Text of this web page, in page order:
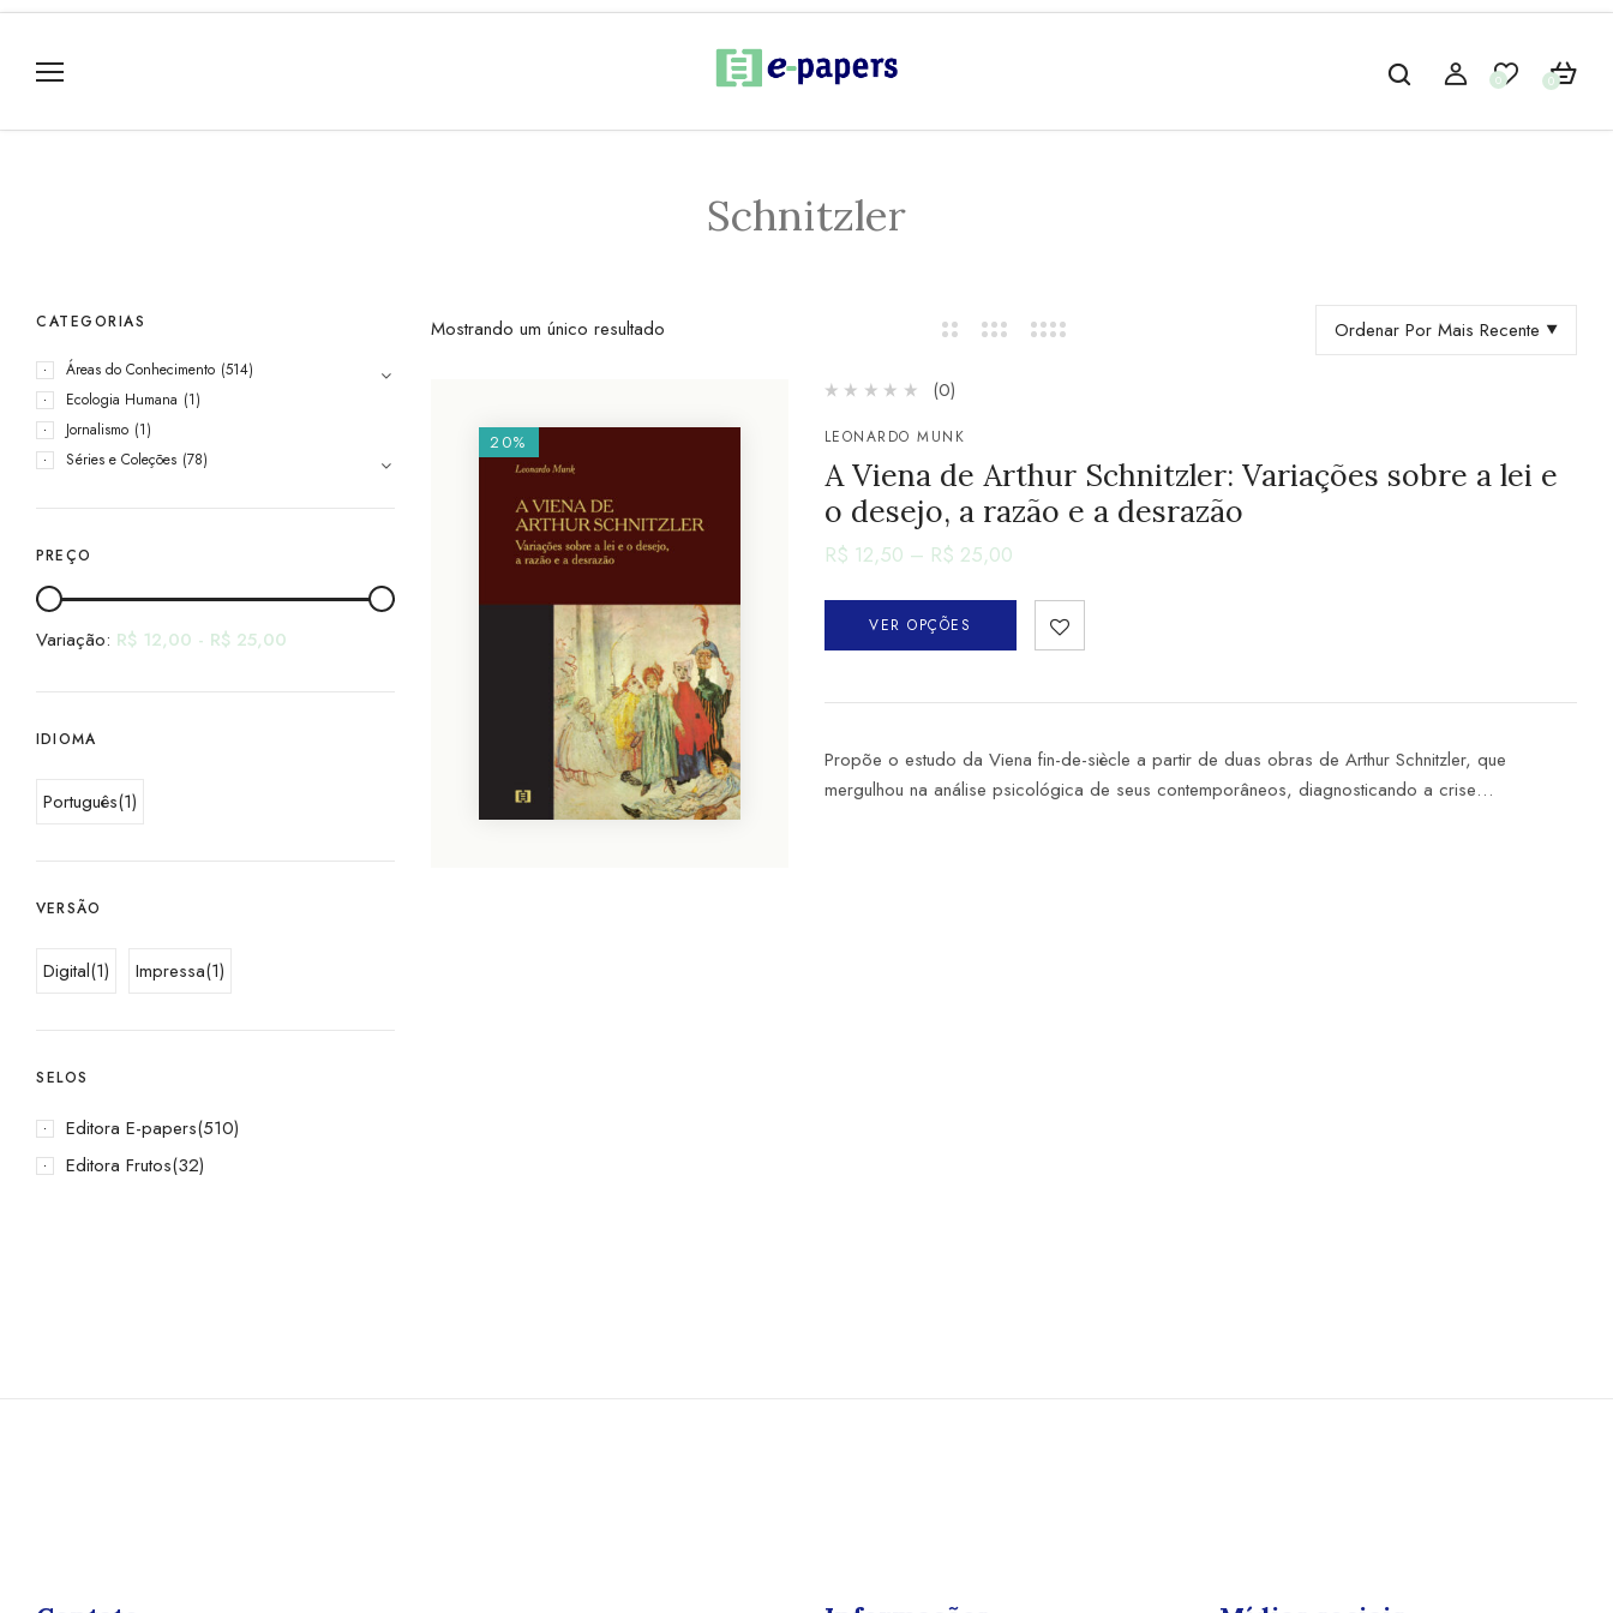
0 0
Schnitzler
CATEGORIAS
Áreas do Conhecimento (514)
Ecologia Humana (1)
Jornalismo (1)
Séries e Coleções (78)
PREÇO
Variação: R$ 12,00 - R$ 25,00
IDIOMA
Português(1)
VERSÃO
Digital(1) Impressa(1)
SELOS
Editora E-papers(510)
Editora Frutos(32)
Mostrando um único resultado Ordenar Por Mais Recente
20%
(0)
LEONARDO MUNK
A Viena de Arthur Schnitzler: Variações sobre a lei e
o desejo, a razão e a desrazão
R$ 12,50 – R$ 25,00
VER OPÇÕES
Propõe o estudo da Viena fin-de-siècle a partir de duas obras de Arthur Schnitzler, que
mergulhou na análise psicológica de seus contemporâneos, diagnosticando a crise…